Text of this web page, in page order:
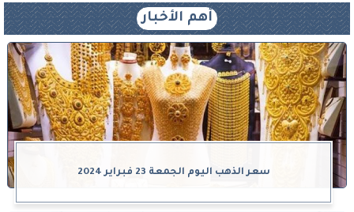
أهم الأخبار
سعر الذهب اليوم الجمعة 23 فبراير 2024